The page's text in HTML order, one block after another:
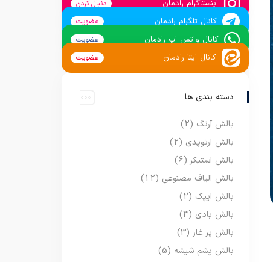
اینستاگرام رادمان دنبال کردن
کانال تلگرام رادمان عضویت
کانال واتس اپ رادمان عضویت
کانال ایتا رادمان عضویت
دسته بندی ها
بالش آرنگ (2)
بالش ارتوپدی (2)
بالش استیکر (6)
بالش الیاف مصنوعی (12)
بالش ایپک (2)
بالش بادی (3)
بالش پر غاز (3)
بالش پشم شیشه (5)